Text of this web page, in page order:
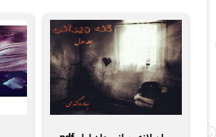
اساس
قیمت:
زیاد
به
کم